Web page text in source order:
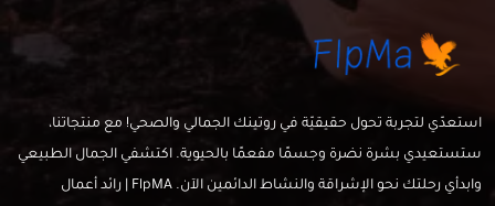
استعدّي لتجربة تحول حقيقيّة في روتينك الجمالي والصحي! مع منتجاتنا،
ستستعيدي بشرة نضرة وجسمًا مفعمًا بالحيوية. اكتشفي الجمال الطبيعي
وابدأي رحلتك نحو الإشراقة والنشاط الدائمين الآن. FlpMA | رائد أعمال